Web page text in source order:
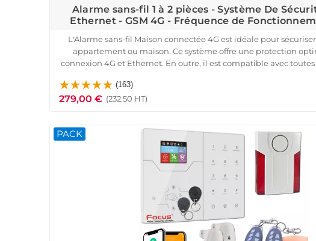
Alarme sans-fil 1 à 2 pièces - Système De
Ethernet - GSM 4G - Fréquence de
L'Alarme sans-fil Maison connectée 4G est idéale pour
appartement ou maison. Ce système offre une protection
connexion 4G et Ethernet. En outre, il est compatible avec
Le pack comprend une centrale d'alarme HA-VGT avec
télécommandes et des badges RFID personnalisables. Avant
techniciens configurent gratuitement chaque accessoire avec
d'alarme pour une installation simplifiée.
N'attendez plus pour sécuriser vos biens!
(163)
279,00 € (232.50 HT)
PACK